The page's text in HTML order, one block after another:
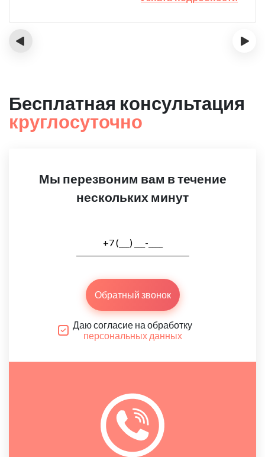
‹ ›
Бесплатная консультация
круглосуточно
Мы перезвоним вам в течение
нескольких минут
Обратный звонок
Даю согласие на обработку
персональных данных